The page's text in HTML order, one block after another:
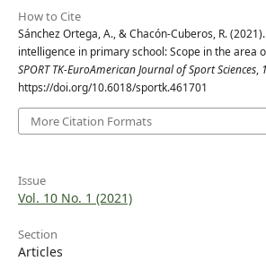
How to Cite
Sánchez Ortega, A., & Chacón-Cuberos, R.
intelligence in primary school: Scope in the area
SPORT TK-EuroAmerican Journal of Sport Sciences,
https://doi.org/10.6018/sportk.461701
More Citation Formats
Issue
Vol. 10 No. 1 (2021)
Section
Articles